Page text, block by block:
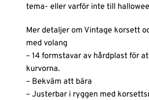
tema- eller varför inte till
Mer detaljer om Vintage korsett
med volang
– 14 formstavar av hårdplast för
kurvorna.
– Bekväm att bära
– Justerbar i ryggen med